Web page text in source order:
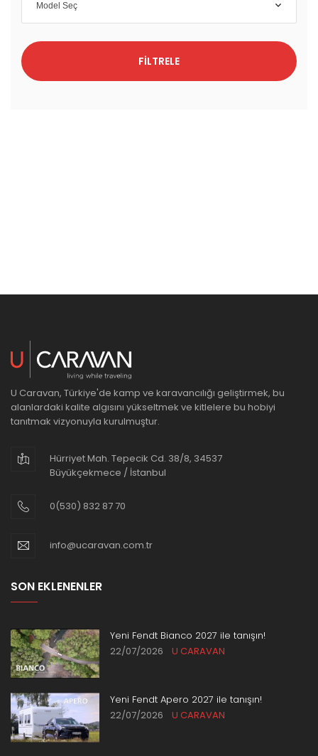
Model Seç
FILTRELE
U Caravan, Türkiye'de kamp ve karavancılığı geliştirmek, bu
alanlardaki kalite algısını yükseltmek ve kitlelere bu hobiyi
tanıtmak vizyonuyla kurulmuştur.
Hürriyet Mah. Tepecik Cd. 38/8, 34537
Büyükçekmece / İstanbul
0(530) 832 87 70
info@ucaravan.com.tr
SON EKLENENLER
Yeni Fendt Bianco 2027 ile tanışın!
22/07/2026 U CARAVAN
Yeni Fendt Apero 2027 ile tanışın!
22/07/2026 U CARAVAN